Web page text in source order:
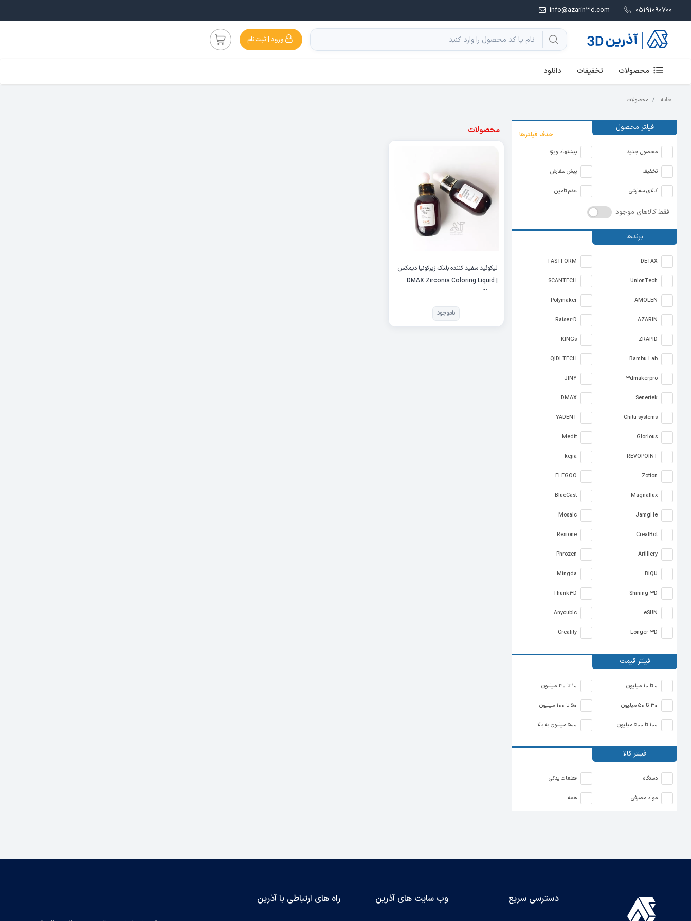
05191090700
info@azarin3d.com
ورود | ثبت‌نام
محصولات تخفیفات دانلود
خانه محصولات
حذف فیلترها
فیلتر محصول
محصول جدید پیشنهاد ویژه
تخفیف پیش سفارش
کالای سفارشی عدم تامین
فقط کالاهای موجود
برندها
DETAX
FASTFORM
UnionTech
SCANTECH
AMOLEN
Polymaker
AZARIN
Raise3D
ZRAPID
KINGs
Bambu Lab
QIDI TECH
3dmakerpro
JINY
Senertek
DMAX
Chitu systems
YADENT
Glorious
Medit
REVOPOINT
kejia
Zotion
ELEGOO
Magnaflux
BlueCast
JamgHe
Mosaic
CreatBot
Resione
Artillery
Phrozen
BIQU
Mingda
Shining 3D
Thunk3D
eSUN
Anycubic
Longer 3D
Creality
فیلتر قیمت
0 تا 10 میلیون 10 تا 30 میلیون
30 تا 50 میلیون 50 تا 100 میلیون
100 تا 500 میلیون 500 میلیون به بالا
فیلتر کالا
دستگاه قطعات یدکی
مواد مصرفی همه
محصولات
لیکوئید سفید کننده بلنک زیرکونیا دیمکس
| DMAX Zirconia Coloring Liquid
Effect
ناموجود
دسترسی سریع وب سایت های آذرین راه های ارتباطی با آذرین